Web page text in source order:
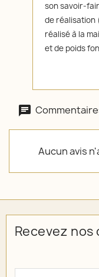
son savoir-
de réalisation
réalisé à la
et de poids
Aucun avis
Recevez